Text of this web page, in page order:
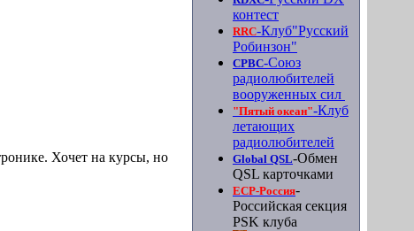
Хочет на курсы, но
контест
RRC-Клуб"Русский
Робинзон"
СРВС-Союз
радиолюбителей
вооруженных сил
"Пятый океан"-Клуб
летающих
радиолюбителей
Global QSL-Обмен
QSL карточками
ЕСР-Россия-
Российская секция
PSK клуба